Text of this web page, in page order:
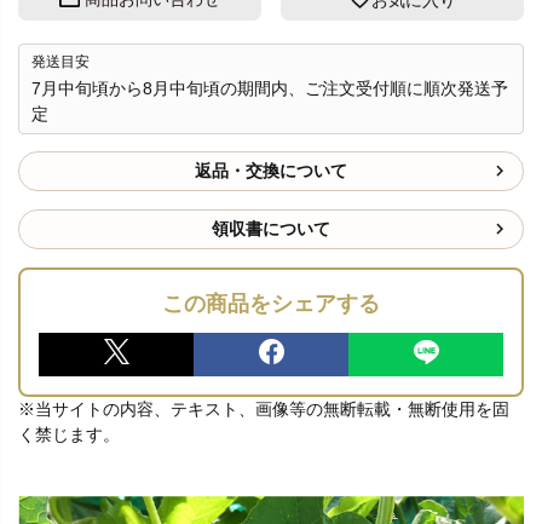
発送目安
7月中旬頃から8月中旬頃の期間内、ご注文受付順に順次発送予
定
返品・交換について
領収書について
この商品をシェアする
※当サイトの内容、テキスト、画像等の無断転載・無断使用を固
く禁じます。